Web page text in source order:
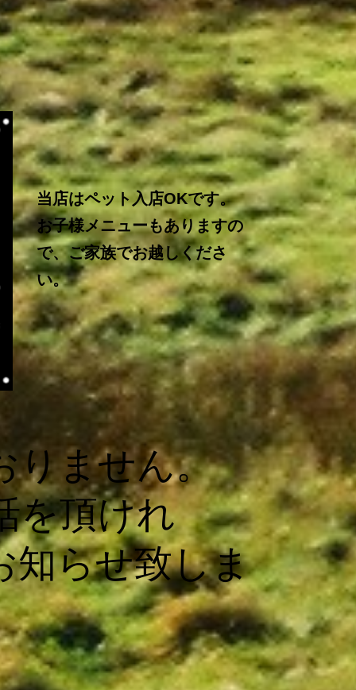
当店はペット入店OKです。
お子様メニューもありますの
で、ご家族でお越しくださ
い。
ません。
頂けれ
致しま